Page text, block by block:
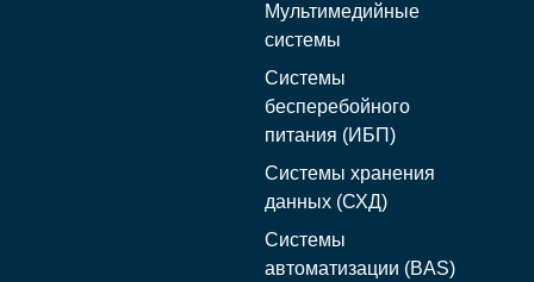
Мультимедийные
системы
Системы
бесперебойного
питания (ИБП)
Системы хранения
данных (СХД)
Системы
автоматизации (BAS)